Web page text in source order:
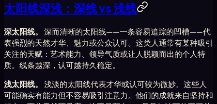
太阳线深浅：深线 vs 浅线
深太阳线。
深而清晰的太阳线——一条容易追踪的凹槽——代
表强烈的天然才华、魅力或公众认可。这类人通常有某种吸引
关注的天赋：艺术能力、领导气质或让人脱颖而出的个人特
质。线条越深，认可越持久稳定。
浅太阳线。
浅淡的太阳线代表才华或认可较为微妙。这些人
可能确实有能力但不容易吸引注意力。他们的成就来自坚持和